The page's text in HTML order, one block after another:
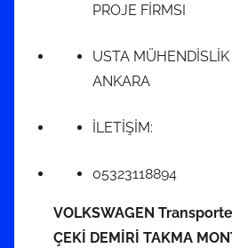
PROJE FİRMSI
USTA
ANKARA
İLETİŞİM:
05323118894
VOLKSWAGEN
ÇEKİ DEMİRİ TAKMA